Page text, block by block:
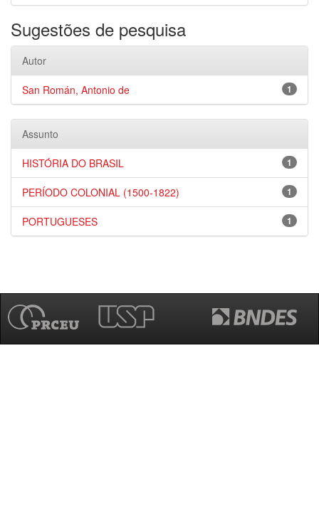
Sugestões de pesquisa
Autor
1
San Román, Antonio de
Assunto
1
HISTÓRIA DO BRASIL
1
PERÍODO COLONIAL (1500-1822)
1
PORTUGUESES